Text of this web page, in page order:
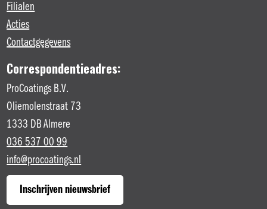
Filialen
Acties
Contactgegevens
Correspondentieadres:
ProCoatings B.V.
Oliemolenstraat 73
1333 DB Almere
036 537 00 99
info@procoatings.nl
Inschrijven nieuwsbrief